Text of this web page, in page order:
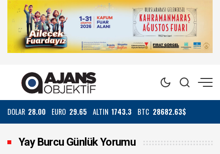
DOLAR 28.00 EURO 29.65 ALTIN 1743.3 BTC 28682.63$
Yay Burcu Günlük Yorumu